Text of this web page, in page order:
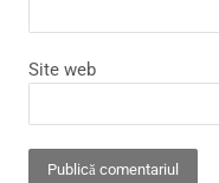
Site web